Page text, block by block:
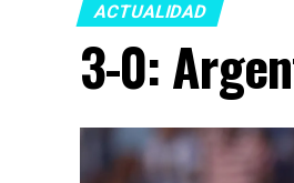
ACTUALIDAD
3-0: